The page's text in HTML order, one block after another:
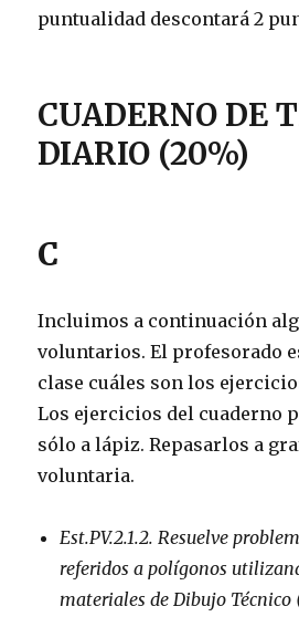
puntualidad descontará 2
CUADERNO DE
DIARIO (20%)
C
Incluimos a continuación
voluntarios. El profesorado
clase cuáles son los
Los ejercicios del cuaderno
sólo a lápiz. Repasarlos a
voluntaria.
Est.PV.2.1.2. Resuelve
referidos a polígonos
materiales de Dibujo Técnico